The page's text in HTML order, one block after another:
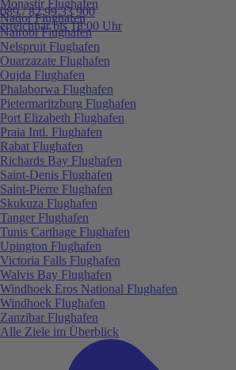
089 / 82 99 33 900
erreichbar bis 18:00 Uhr
Monastir Flughafen
Nador Flughafen
Nairobi Flughafen
Nelspruit Flughafen
Ouarzazate Flughafen
Oujda Flughafen
Phalaborwa Flughafen
Pietermaritzburg Flughafen
Port Elizabeth Flughafen
Praia Intl. Flughafen
Rabat Flughafen
Richards Bay Flughafen
Saint-Denis Flughafen
Saint-Pierre Flughafen
Skukuza Flughafen
Tanger Flughafen
Tunis Carthage Flughafen
Upington Flughafen
Victoria Falls Flughafen
Walvis Bay Flughafen
Windhoek Eros National Flughafen
Windhoek Flughafen
Zanzibar Flughafen
Alle Ziele im Überblick